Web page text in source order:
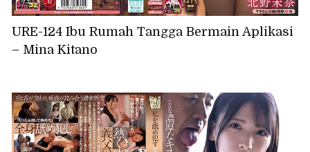
URE-124 Ibu Rumah Tangga Bermain Aplikasi
– Mina Kitano